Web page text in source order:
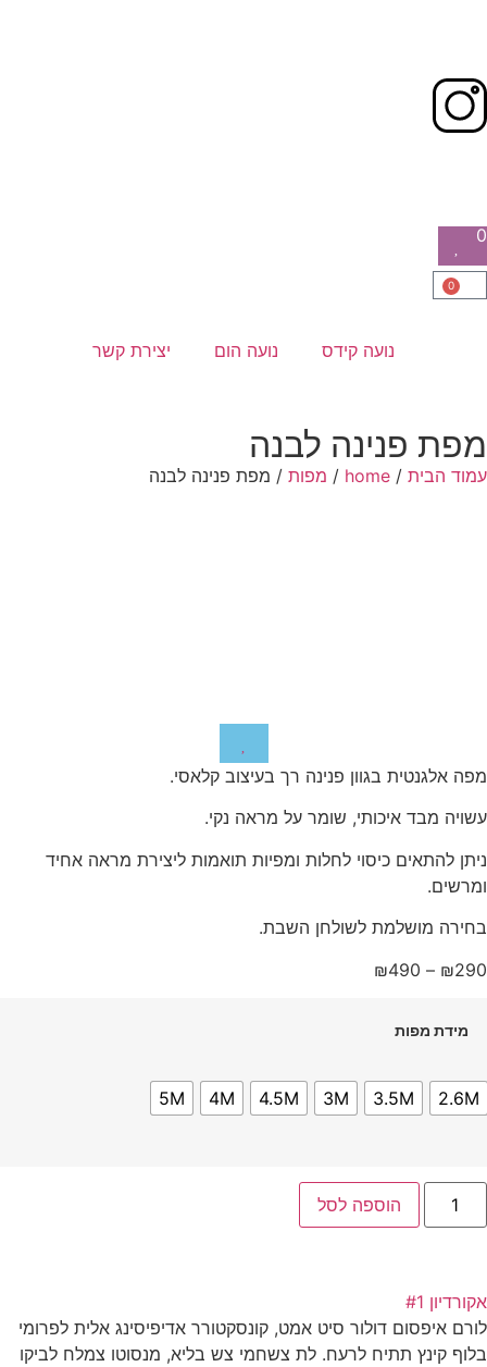
0
0
נועה קידס נועה הום יצירת קשר
מפת פנינה לבנה
עמוד הבית /
home
/ מפות / מפת פנינה לבנה
מפה אלגנטית בגוון פנינה רך בעיצוב קלאסי.
עשויה מבד איכותי, שומר על מראה נקי.
ניתן להתאים כיסוי לחלות ומפיות תואמות ליצירת מראה אחיד
ומרשים.
בחירה מושלמת לשולחן השבת.
₪290
–
₪490
מידת מפות
2.6M
3.5M
3M
4.5M
4M
5M
הוספה לסל
אקורדיון #1
לורם איפסום דולור סיט אמט, קונסקטורר אדיפיסינג אלית לפרומי
בלוף קינץ תתיח לרעח. לת צשחמי צש בליא, מנסוטו צמלח לביקו